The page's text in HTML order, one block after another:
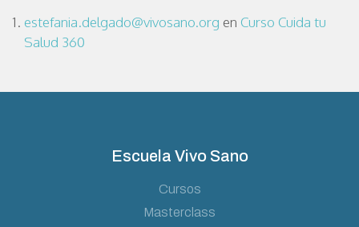
estefania.delgado@vivosano.org en Curso Cuida tu
Salud 360
Escuela Vivo Sano
Cursos
Masterclass